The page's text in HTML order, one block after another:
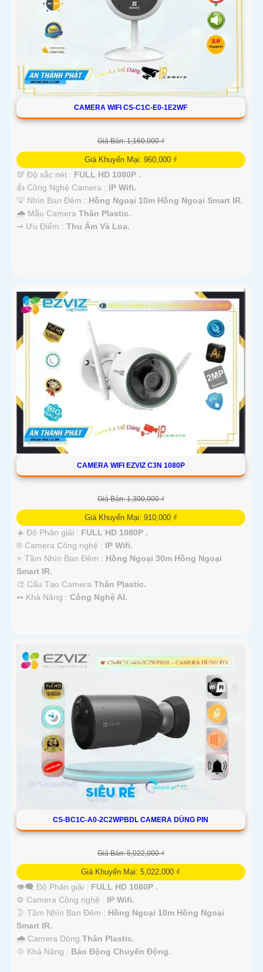
CAMERA WIFI CS-C1C-E0-1E2WF
Giá Bán: 1,160,000 ₫
Giá Khuyến Mại: 960,000 ₫
💯 Độ sắc nét : FULL HD 1080P .
👍 Công Nghệ Camera : IP Wifi.
💡 Nhìn Ban Đêm : Hồng Ngoại 10m Hồng Ngoại Smart IR.
🌧️ Mẫu Camera Thân Plastic.
️⇝ Ưu Điểm : Thu Âm Và Loa.
CAMERA WIFI EZVIZ C3N 1080P
Giá Bán: 1,300,000 ₫
Giá Khuyến Mại: 910,000 ₫
☀️ Độ Phân giải : FULL HD 1080P .
®️ Camera Công nghệ : IP Wifi.
⭐ Tầm Nhìn Ban Đêm : Hồng Ngoại 30m Hồng Ngoại
Smart IR.
🎨 Cấu Tạo Camera Thân Plastic.
️↭ Khả Năng : Công Nghệ AI.
CS-BC1C-A0-2C2WPBDL CAMERA DÙNG PIN
Giá Bán: 5,022,000 ₫
Giá Khuyến Mại: 5,022,000 ₫
👁️‍🗨 Độ Phân giải : FULL HD 1080P .
⚙ Camera Công nghệ : IP Wifi.
🌛 Tầm Nhìn Ban Đêm : Hồng Ngoại 10m Hồng Ngoại
Smart IR.
🌧️ Camera Dòng Thân Plastic.
️💠 Khả Năng : Báo Động Chuyển Động.